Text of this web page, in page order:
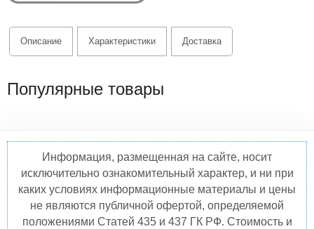
Описание Характеристики Доставка
Популярные товары
Информация, размещенная на сайте, носит
исключительно ознакомительный характер, и ни при
каких условиях информационные материалы и цены
не являются публичной офертой, определяемой
положениями Статей 435 и 437 ГК РФ. Стоимость и